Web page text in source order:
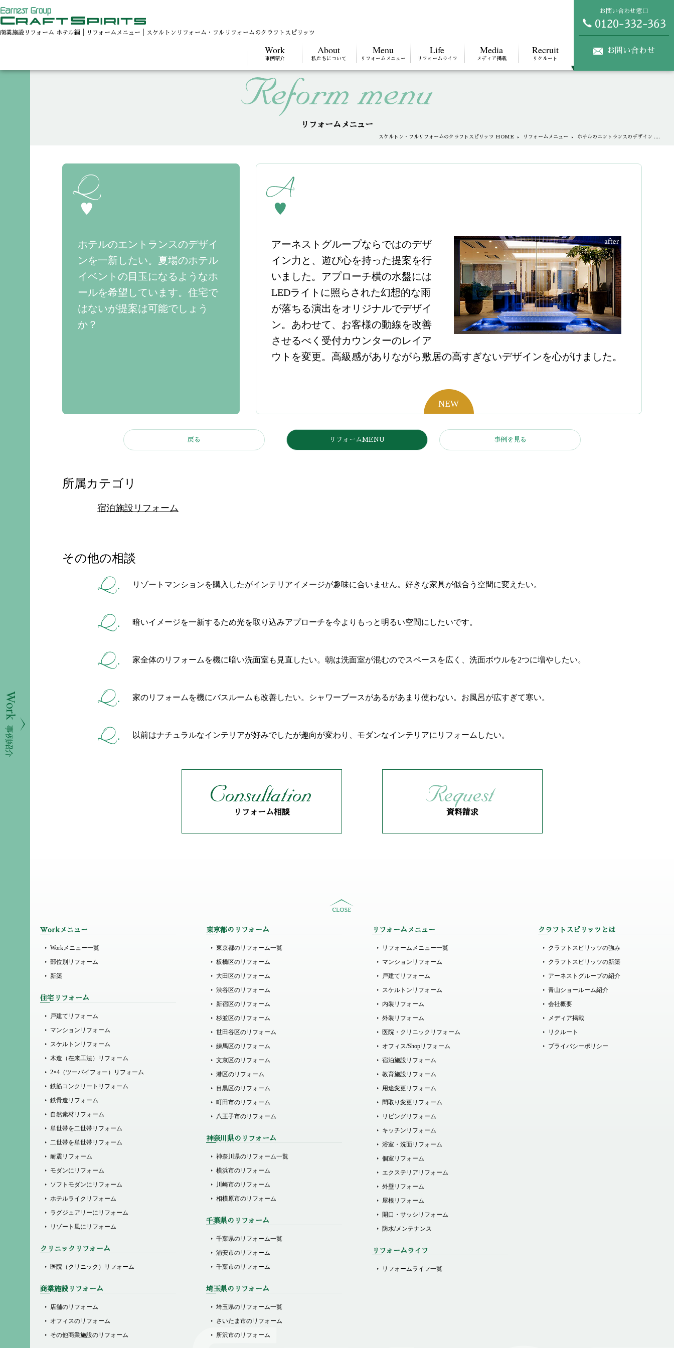
お問い合わせ窓口
お問い合わせ
商業施設リフォーム ホテル編│リフォームメニュー│スケルトンリフォーム・フルリフォームのクラフトスピリッツ
Work
事例紹介
About
私たちについて
Menu
リフォームメニュー
Life
リフォームライフ
Media
メディア掲載
Recruit
リクルート
Work
事例紹介
リフォームメニュー
スケルトン・フルリフォームのクラフトスピリッツ HOME リフォームメニュー ホテルのエントランスのデザイン ....
ホテルのエントランスのデザイ
ンを一新したい。夏場のホテル
イベントの目玉になるようなホ
ールを希望しています。住宅で
はないが提案は可能でしょう
か？
アーネストグループならではのデザ
イン力と、遊び心を持った提案を行
いました。アプローチ横の水盤には
LEDライトに照らされた幻想的な雨
が落ちる演出をオリジナルでデザイ
ン。あわせて、お客様の動線を改善
させるべく受付カウンターのレイア
ウトを変更。高級感がありながら敷居の高すぎないデザインを心がけました。
戻る リフォームMENU 事例を見る
所属カテゴリ
宿泊施設リフォーム
その他の相談
リゾートマンションを購入したがインテリアイメージが趣味に合いません。好きな家具が似合う空間に変えたい。
暗いイメージを一新するため光を取り込みアプローチを今よりもっと明るい空間にしたいです。
家全体のリフォームを機に暗い洗面室も見直したい。朝は洗面室が混むのでスペースを広く、洗面ボウルを2つに増やしたい。
家のリフォームを機にバスルームも改善したい。シャワーブースがあるがあまり使わない。お風呂が広すぎて寒い。
以前はナチュラルなインテリアが好みでしたが趣向が変わり、モダンなインテリアにリフォームしたい。
リフォーム相談
リフォーム相談
リフォーム相談 資料請求
資料請求
資料請求
Workメニュー
Workメニュー一覧
部位別リフォーム
新築
住宅リフォーム
戸建てリフォーム
マンションリフォーム
スケルトンリフォーム
木造（在来工法）リフォーム
2×4（ツーバイフォー）リフォーム
鉄筋コンクリートリフォーム
鉄骨造リフォーム
自然素材リフォーム
単世帯を二世帯リフォーム
二世帯を単世帯リフォーム
耐震リフォーム
モダンにリフォーム
ソフトモダンにリフォーム
ホテルライクリフォーム
ラグジュアリーにリフォーム
リゾート風にリフォーム
クリニックリフォーム
医院（クリニック）リフォーム
商業施設リフォーム
店舗のリフォーム
オフィスのリフォーム
その他商業施設のリフォーム
東京都のリフォーム
東京都のリフォーム一覧
板橋区のリフォーム
大田区のリフォーム
渋谷区のリフォーム
新宿区のリフォーム
杉並区のリフォーム
世田谷区のリフォーム
練馬区のリフォーム
文京区のリフォーム
港区のリフォーム
目黒区のリフォーム
町田市のリフォーム
八王子市のリフォーム
神奈川県のリフォーム
神奈川県のリフォーム一覧
横浜市のリフォーム
川崎市のリフォーム
相模原市のリフォーム
千葉県のリフォーム
千葉県のリフォーム一覧
浦安市のリフォーム
千葉市のリフォーム
埼玉県のリフォーム
埼玉県のリフォーム一覧
さいたま市のリフォーム
所沢市のリフォーム
リフォームメニュー
リフォームメニュー一覧
マンションリフォーム
戸建てリフォーム
スケルトンリフォーム
内装リフォーム
外装リフォーム
医院・クリニックリフォーム
オフィス/Shopリフォーム
宿泊施設リフォーム
教育施設リフォーム
用途変更リフォーム
間取り変更リフォーム
リビングリフォーム
キッチンリフォーム
浴室・洗面リフォーム
個室リフォーム
エクステリアリフォーム
外壁リフォーム
屋根リフォーム
開口・サッシリフォーム
防水/メンテナンス
リフォームライフ
リフォームライフ一覧
クラフトスピリッツとは
クラフトスピリッツの強み
クラフトスピリッツの新築
アーネストグループの紹介
青山ショールーム紹介
会社概要
メディア掲載
リクルート
プライバシーポリシー